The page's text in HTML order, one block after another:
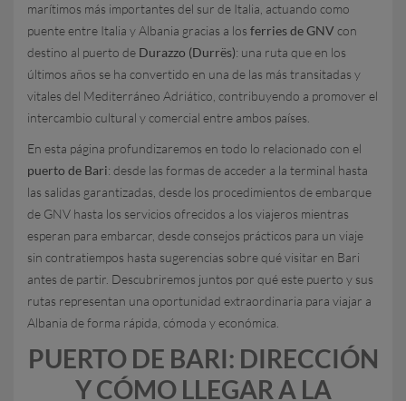
marítimos más importantes del sur de Italia, actuando como
puente entre Italia y Albania gracias a los ferries de GNV con
destino al puerto de Durazzo (Durrës): una ruta que en los
últimos años se ha convertido en una de las más transitadas y
vitales del Mediterráneo Adriático, contribuyendo a promover el
intercambio cultural y comercial entre ambos países.
En esta página profundizaremos en todo lo relacionado con el
puerto de Bari: desde las formas de acceder a la terminal hasta
las salidas garantizadas, desde los procedimientos de embarque
de GNV hasta los servicios ofrecidos a los viajeros mientras
esperan para embarcar, desde consejos prácticos para un viaje
sin contratiempos hasta sugerencias sobre qué visitar en Bari
antes de partir. Descubriremos juntos por qué este puerto y sus
rutas representan una oportunidad extraordinaria para viajar a
Albania de forma rápida, cómoda y económica.
PUERTO DE BARI: DIRECCIÓN
Y CÓMO LLEGAR A LA